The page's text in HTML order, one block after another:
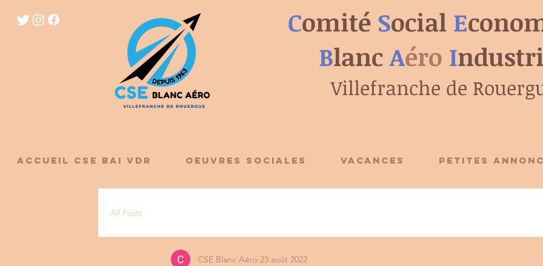
Comité Social E
Blanc Aéro I
Villefranche de
ACCUEIL CSE BAI VDR OEUVRES SOCIALES VACANCES PETITES
All Posts
CSE Blanc Aéro 23 août 2022